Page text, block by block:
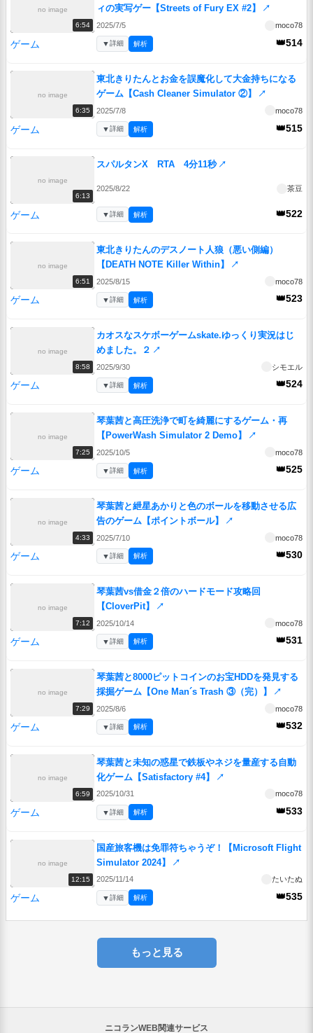
no image
6:54
ィの実写ゲー【Streets of Fury EX #2】
↗
2025/7/5 moco78
ゲーム 👑514
▼詳細 解析
no image
6:35
東北きりたんとお金を誤魔化して大金持ちになる
ゲーム【Cash Cleaner Simulator ②】
↗
2025/7/8 moco78
ゲーム 👑515
▼詳細 解析
no image
6:13
スパルタンX RTA 4分11秒 ↗
2025/8/22 茶豆
ゲーム 👑522
▼詳細 解析
no image
6:51
東北きりたんのデスノート人狼（悪い側編）
【DEATH NOTE Killer Within】
↗
2025/8/15 moco78
ゲーム 👑523
▼詳細 解析
no image
8:58
カオスなスケボーゲームskate.ゆっくり実況はじ
めました。２ ↗
2025/9/30 シモエル
ゲーム 👑524
▼詳細 解析
no image
7:25
琴葉茜と高圧洗浄で町を綺麗にするゲーム・再
【PowerWash Simulator 2 Demo】
↗
2025/10/5 moco78
ゲーム 👑525
▼詳細 解析
no image
4:33
琴葉茜と紲星あかりと色のボールを移動させる広
告のゲーム【ポイントボール】
↗
2025/7/10 moco78
ゲーム 👑530
▼詳細 解析
no image
7:12
琴葉茜vs借金２倍のハードモード攻略回
【CloverPit】
↗
2025/10/14 moco78
ゲーム 👑531
▼詳細 解析
no image
7:29
琴葉茜と8000ピットコインのお宝HDDを発見する
採掘ゲーム【One Man´s Trash ③（完）】
↗
2025/8/6 moco78
ゲーム 👑532
▼詳細 解析
no image
6:59
琴葉茜と未知の惑星で鉄板やネジを量産する自動
化ゲーム【Satisfactory #4】
↗
2025/10/31 moco78
ゲーム 👑533
▼詳細 解析
no image
12:15
国産旅客機は免罪符ちゃうぞ！【Microsoft Flight
Simulator 2024】
↗
2025/11/14 たいたぬ
ゲーム 👑535
▼詳細 解析
もっと見る
ニコランWEB関連サービス